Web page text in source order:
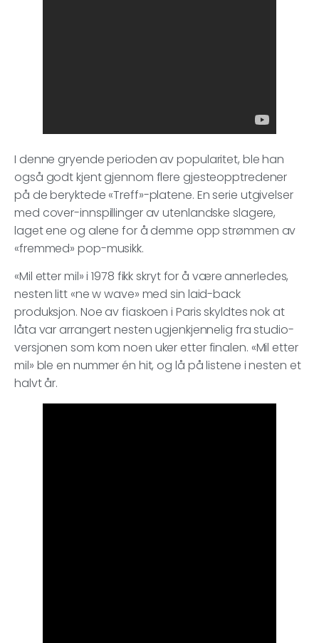
I denne gryende perioden av popularitet, ble han
også godt kjent gjennom flere gjesteopptredener
på de beryktede «Treff»-platene. En serie utgivelser
med cover-innspillinger av utenlandske slagere,
laget ene og alene for å demme opp strømmen av
«fremmed» pop-musikk.
«Mil etter mil» i 1978 fikk skryt for å være annerledes,
nesten litt «ne w wave» med sin laid-back
produksjon. Noe av fiaskoen i Paris skyldtes nok at
låta var arrangert nesten ugjenkjennelig fra studio-
versjonen som kom noen uker etter finalen. «Mil etter
mil» ble en nummer én hit, og lå på listene i nesten et
halvt år.